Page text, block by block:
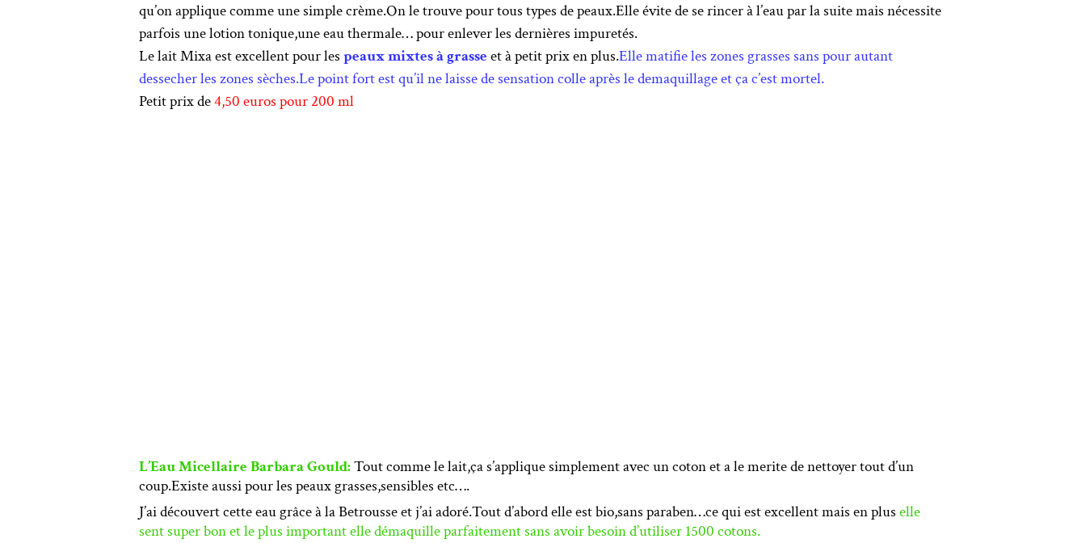
qu’on applique comme une simple crème.On le trouve pour tous types de peaux.Elle évite de se rincer à l’eau par la suite mais nécessite
parfois une lotion tonique,une eau thermale… pour enlever les dernières impuretés.
Le lait Mixa est excellent pour les peaux mixtes à grasse et à petit prix en plus.Elle matifie les zones grasses sans pour autant
dessecher les zones sèches.Le point fort est qu’il ne laisse de sensation colle après le demaquillage et ça c’est mortel.
Petit prix de4,50 euros pour 200 ml
L’Eau Micellaire Barbara Gould:Tout comme le lait,ça s’applique simplement avec un coton et a le merite de nettoyer tout d’un
coup.Existe aussi pour les peaux grasses,sensibles etc….
J’ai découvert cette eau grâce à la Betrousse et j’ai adoré.Tout d’abord elle est bio,sans paraben…ce qui est excellent mais en plus elle
sent super bon et le plus important elle démaquille parfaitement sans avoir besoin d’utiliser 1500 cotons.